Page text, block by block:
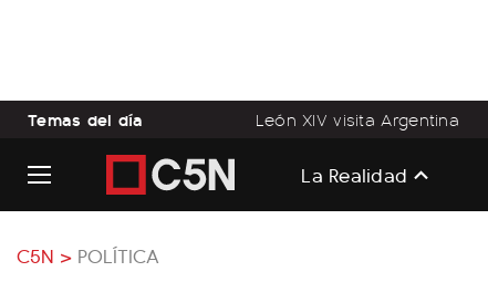
Temas del día León XIV visita Argentina
La Realidad
C5N > POLÍTICA